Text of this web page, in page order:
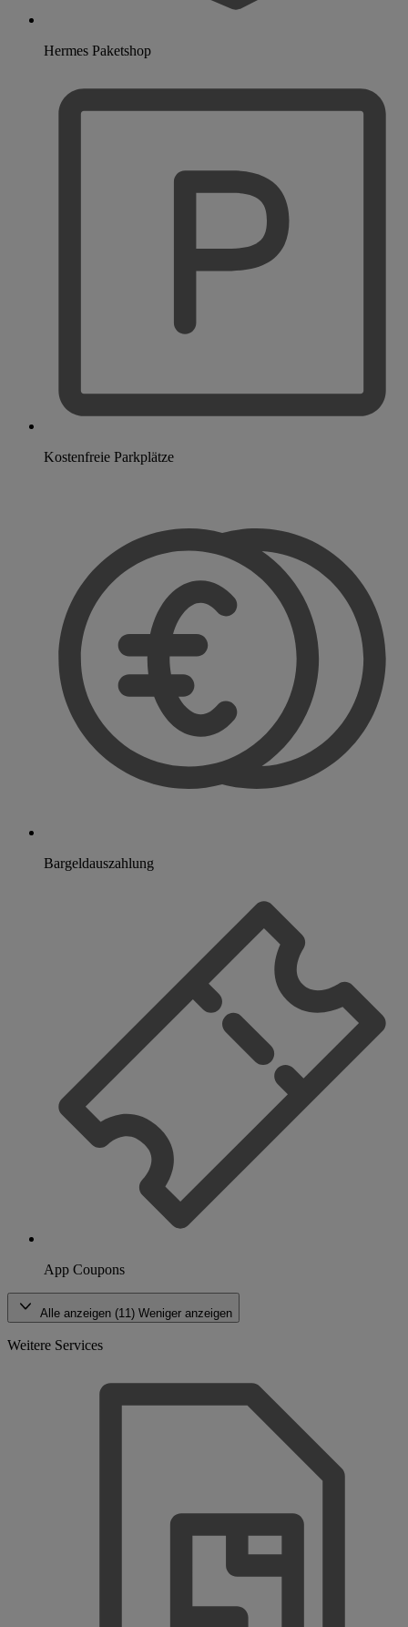
Hermes Paketshop
Kostenfreie Parkplätze
Bargeldauszahlung
App Coupons
Alle anzeigen (11) Weniger anzeigen
Weitere Services